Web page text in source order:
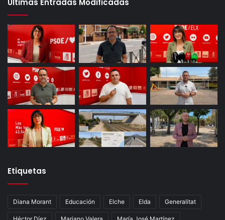
Últimas Entradas Modificadas
Etiquetas
Diana Morant Educación Elche Elda Generalitat